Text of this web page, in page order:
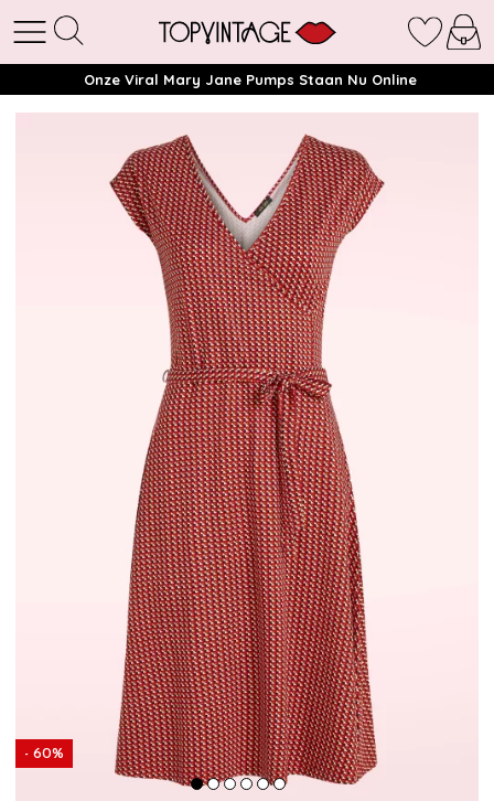
Onze Viral Mary Jane Pumps Staan Nu Online
- 60%